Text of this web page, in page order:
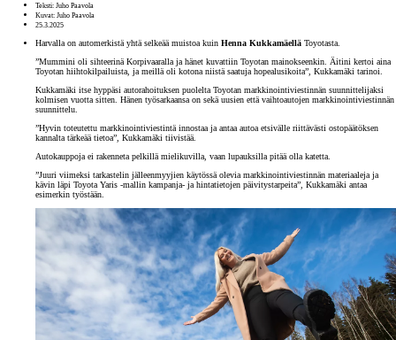
Teksti: Juho Paavola
Kuvat: Juho Paavola
25.3.2025
Harvalla on automerkistä yhtä selkeää muistoa kuin Henna Kukkamäellä Toyotasta.
”Mummini oli sihteerinä Korpivaaralla ja hänet kuvattiin Toyotan mainokseenkin. Äitini kertoi aina
Toyotan hiihtokilpailuista, ja meillä oli kotona niistä saatuja hopealusikoita”, Kukkamäki tarinoi.
Kukkamäki itse hyppäsi autorahoituksen puolelta Toyotan markkinointiviestinnän suunnittelijaksi
kolmisen vuotta sitten. Hänen työsarkaansa on sekä uusien että vaihtoautojen markkinointiviestinnän
suunnittelu.
”Hyvin toteutettu markkinointiviestintä innostaa ja antaa autoa etsivälle riittävästi ostopäätöksen
kannalta tärkeää tietoa”, Kukkamäki tiivistää.
Autokauppoja ei rakenneta pelkillä mielikuvilla, vaan lupauksilla pitää olla katetta.
”Juuri viimeksi tarkastelin jälleenmyyjien käytössä olevia markkinointiviestinnän materiaaleja ja
kävin läpi Toyota Yaris -mallin kampanja- ja hintatietojen päivitystarpeita”, Kukkamäki antaa
esimerkin työstään.